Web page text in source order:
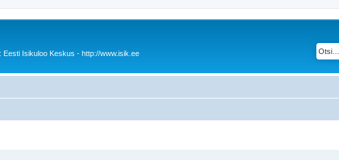
Isikuloo Keskus - http://www.isik.ee